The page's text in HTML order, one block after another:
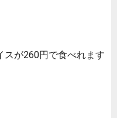
スが260円で食べれます